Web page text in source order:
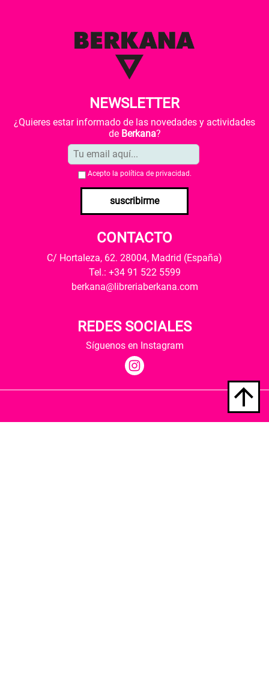
NEWSLETTER
¿Quieres estar informado de las novedades y actividades
de Berkana?
Acepto la política de privacidad .
suscribirme
CONTACTO
C/ Hortaleza, 62. 28004, Madrid (España)
Tel.: +34 91 522 5599
berkana@libreriaberkana.com
REDES SOCIALES
Síguenos en Instagram